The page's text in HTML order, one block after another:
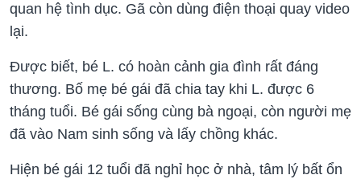
quan hệ tình dục. Gã còn dùng điện thoại quay video
lại.
Được biết, bé L. có hoàn cảnh gia đình rất đáng
thương. Bố mẹ bé gái đã chia tay khi L. được 6
tháng tuổi. Bé gái sống cùng bà ngoại, còn người mẹ
đã vào Nam sinh sống và lấy chồng khác.
Hiện bé gái 12 tuổi đã nghỉ học ở nhà, tâm lý bất ổn